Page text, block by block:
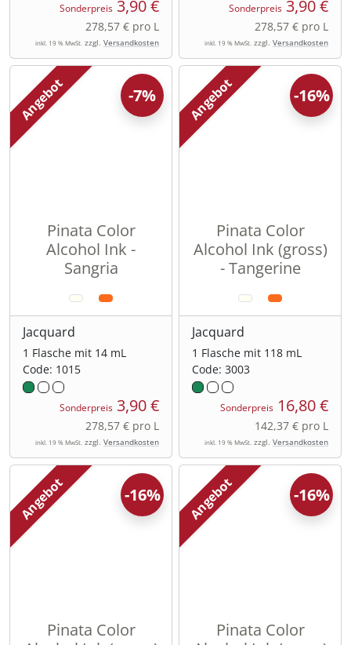
Sonderpreis 3,90 €
278,57 € pro L
inkl. 19 % MwSt. zzgl. Versandkosten
Sonderpreis 3,90 €
278,57 € pro L
inkl. 19 % MwSt. zzgl. Versandkosten
Angebot
Pinata Color
Alcohol Ink -
Sangria
Jacquard
1 Flasche mit 14 mL
Code: 1015
Sonderpreis 3,90 €
-7%
278,57 € pro L
inkl. 19 % MwSt. zzgl. Versandkosten
Angebot
Pinata Color
Alcohol Ink (gross)
- Tangerine
Jacquard
1 Flasche mit 118 mL
Code: 3003
Sonderpreis 16,80 €
-16%
142,37 € pro L
inkl. 19 % MwSt. zzgl. Versandkosten
Angebot
Pinata Color
-16% Angebot
Pinata Color
-16%